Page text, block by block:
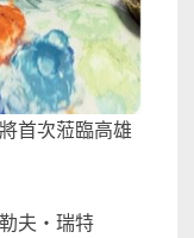
首次蒞臨高雄
勒夫‧瑞特